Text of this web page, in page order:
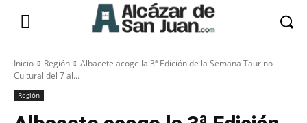
Inicio Región
Albacete acoge la 3ª Edición de la Semana Taurino-
Cultural del 7 al...
Región